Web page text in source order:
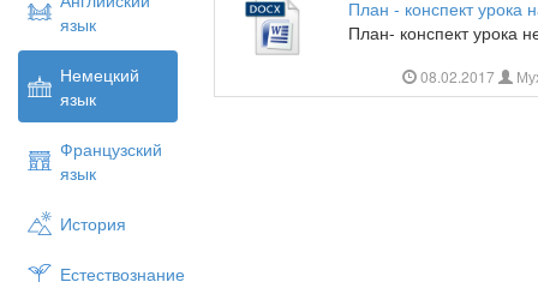
язык
Немецкий
язык
Французский
язык
История
Естествознание
План - конспект
План- конспект урока
08.02.2017